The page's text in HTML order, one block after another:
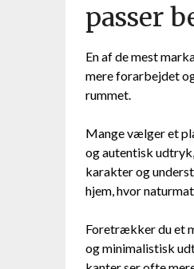
passer
En af de mest
mere forarbejdet
rummet.
Mange vælger et
og autentisk
karakter og
hjem, hvor
Foretrækker du et
og minimalistisk